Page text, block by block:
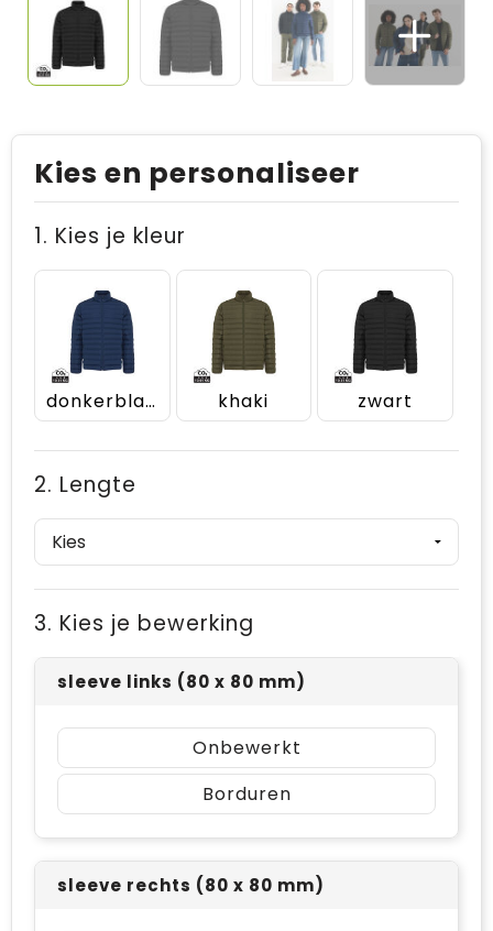
Kies en personaliseer
1. Kies je kleur
donkerblauw khaki zwart
2. Lengte
3. Kies je bewerking
sleeve links (80 x 80 mm)
Onbewerkt
Borduren
sleeve rechts (80 x 80 mm)